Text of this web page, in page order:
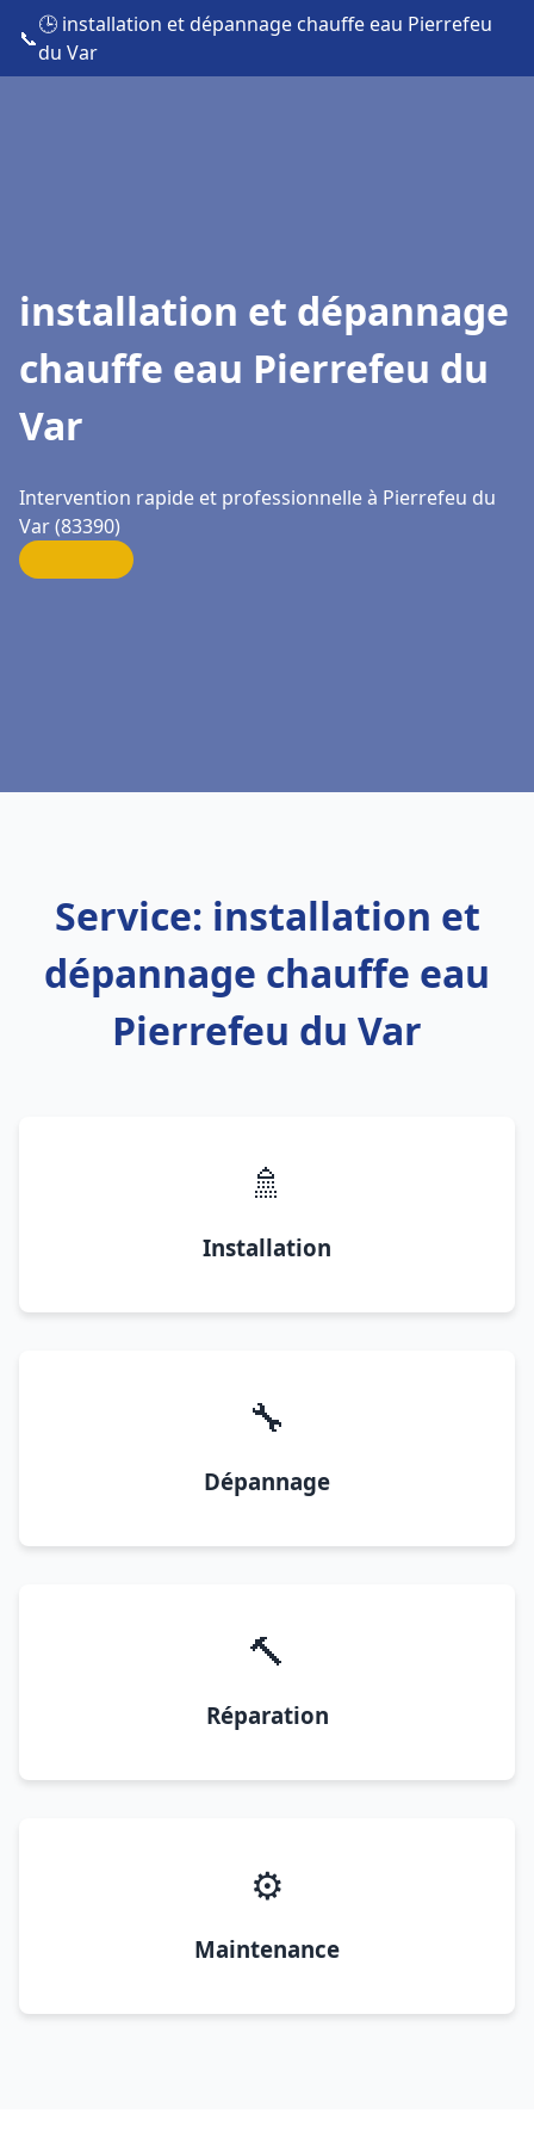
📞
🕒 installation et dépannage chauffe eau Pierrefeu
du Var
installation et dépannage
chauffe eau Pierrefeu du
Var
Intervention rapide et professionnelle à Pierrefeu du
Var (83390)
Service: installation et
dépannage chauffe eau
Pierrefeu du Var
🚿
Installation
🔧
Dépannage
🔨
Réparation
⚙️
Maintenance